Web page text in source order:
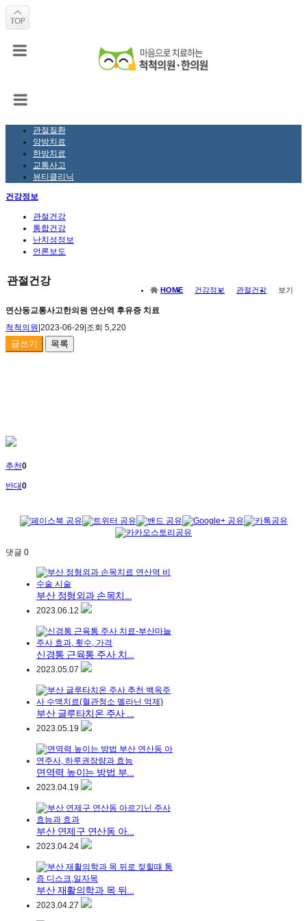
관절질환
양방치료
한방치료
교통사고
뷰티클리닉
건강정보
관절건강
통합건강
난치성정보
언론보도
관절건강
HOME 건강정보 관절건강 보기
연산동교통사고한의원 연산역 후유증 치료
척척의원 2023-06-29 조회 5,220
글쓰기 목록
추천0
반대0
댓글 0
부산 정형외과 손목치...
2023.06.12
신경통 근육통 주사 치...
2023.05.07
부산 글루타치온 주사 ...
2023.05.19
면역력 높이는 방법 부...
2023.04.19
부산 연제구 연산동 아...
2023.04.24
부산 재활의학과 목 뒤...
2023.04.27